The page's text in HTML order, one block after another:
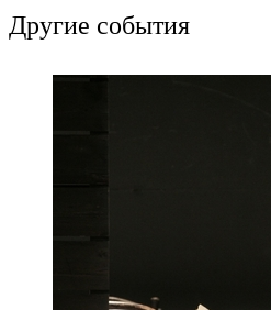
Другие события